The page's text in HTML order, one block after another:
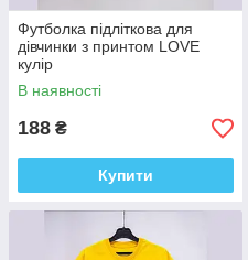
Футболка підліткова для
дівчинки з принтом LOVE
кулір
В наявності
188 ₴
Купити